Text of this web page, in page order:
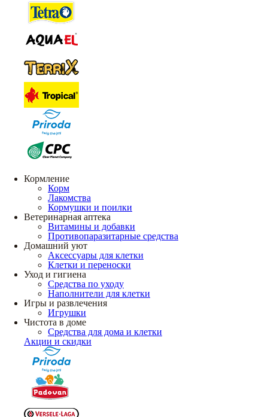
Кормление
Корм
Лакомства
Кормушки и поилки
Ветеринарная аптека
Витамины и добавки
Противопаразитарные средства
Домашний уют
Аксессуары для клетки
Клетки и переноски
Уход и гигиена
Средства по уходу
Наполнители для клетки
Игры и развлечения
Игрушки
Чистота в доме
Средства для дома и клетки
Акции и скидки